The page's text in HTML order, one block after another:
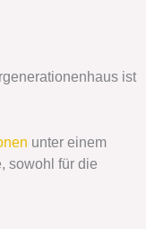
ist
unter einem
sowohl für die